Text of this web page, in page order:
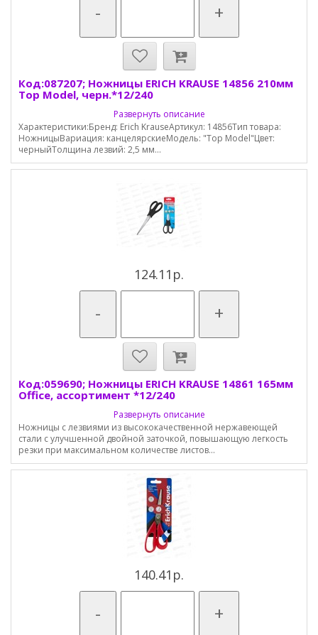
- +
Код:087207; Ножницы ERICH KRAUSE 14856 210мм
Top Model, черн.*12/240
Развернуть описание
Характеристики:Бренд: Erich KrauseАртикул: 14856Тип товара:
НожницыВариация: канцелярскиеМодель: "Top Model"Цвет:
черныйТолщина лезвий: 2,5 мм...
124.11р.
- +
Код:059690; Ножницы ERICH KRAUSE 14861 165мм
Office, ассортимент *12/240
Развернуть описание
Ножницы с лезвиями из высококачественной нержавеющей
стали с улучшенной двойной заточкой, повышающую легкость
резки при максимальном количестве листов...
140.41р.
- +